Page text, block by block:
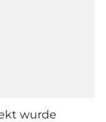
wurde